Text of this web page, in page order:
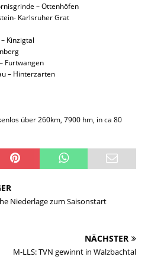
– Ottenhöfen
Karlsruher Grat
Kinzigtal
Furtwangen
– Hinterzarten
über 260km, 7900 hm, in ca 80
Niederlage zum Saisonstart
NÄCHSTER
M-LLS: TVN gewinnt in Walzbachtal